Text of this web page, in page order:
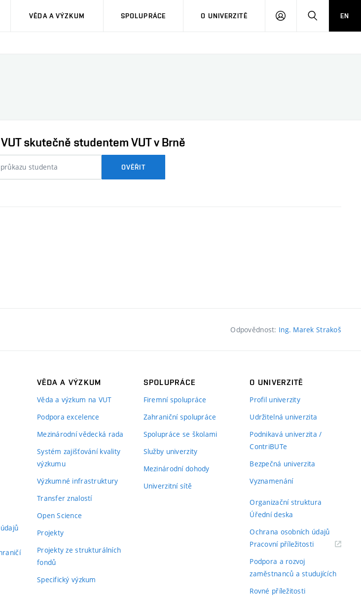
VĚDA A VÝZKUM SPOLUPRÁCE O UNIVERZITĚ
PŘIHLÁSIT HLEDATEN
skutečně studentem VUT v Brně
OVĚŘIT
Odpovědnost: Ing. Marek Strakoš
VĚDA A VÝZKUM
Věda a výzkum na VUT
Podpora excelence
Mezinárodní vědecká rada
Systém zajišťování kvality
výzkumu
Výzkumné infrastruktury
Transfer znalostí
Open Science
Projekty
Projekty ze strukturálních
fondů
Specifický výzkum
SPOLUPRÁCE
Firemní spolupráce
Zahraniční spolupráce
Spolupráce se školami
Služby univerzity
Mezinárodní dohody
Univerzitní sítě
O UNIVERZITĚ
Profil univerzity
Udržitelná univerzita
Podnikavá univerzita /
ContriBUTe
Bezpečná univerzita
Vyznamenání
Organizační struktura
Úřední deska
Ochrana osobních údajů
Pracovní příležitosti(externí
Podpora a rozvoj
zaměstnanců a studujících
Rovné příležitosti